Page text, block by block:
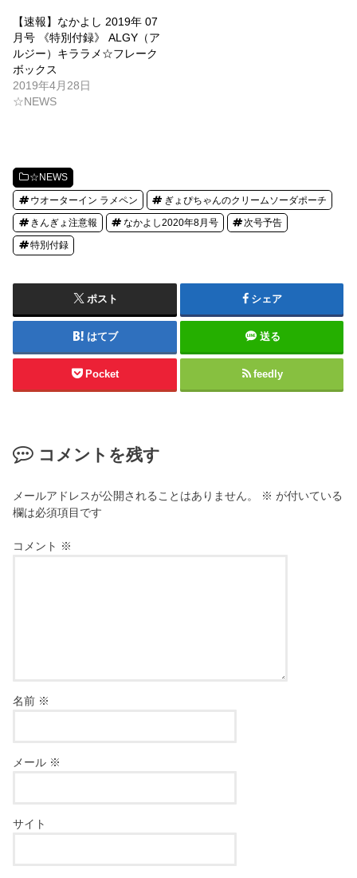
【速報】なかよし 2019年 07
月号 《特別付録》 ALGY（ア
ルジー）キララメ☆フレーク
ボックス
2019年4月28日
☆NEWS
☆NEWS
ウオーターイン ラメペン ぎょぴちゃんのクリームソーダポーチ
きんぎょ注意報 なかよし2020年8月号 次号予告
特別付録
ポスト シェア
はてブ 送る
Pocket feedly
コメントを残す
メールアドレスが公開されることはありません。 ※ が付いている
欄は必須項目です
コメント ※
名前 ※
メール ※
サイト